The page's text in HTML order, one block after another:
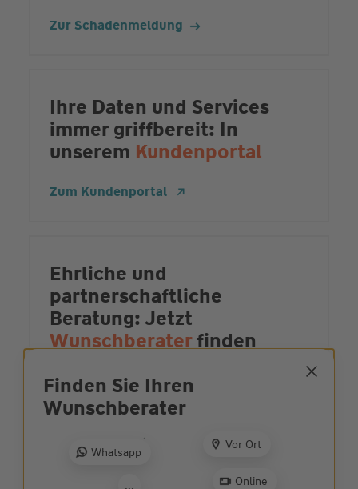
Finden Sie Ihren
Wunsch­berater
Whatsapp
...
Vor Ort
Online
Zur Schadenmeldung
Ihre Daten und Services
immer griffbereit: In
unserem Kundenportal
Zum Kundenportal
Ehrliche und
partnerschaftliche
Beratung: Jetzt
Wunschberaterfinden
Zur Beratersuche
Schäden vorbeugen